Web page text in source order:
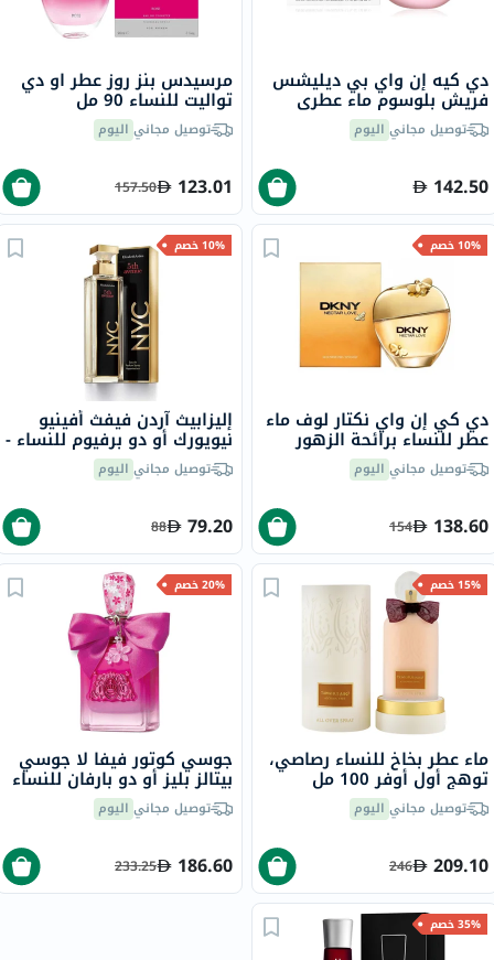
دي كيه إن واي بي ديليشس
فريش بلوسوم ماء عطري
للنساء - عطر زهري 100 مل
توصيل مجاني اليوم
142.50
مرسيدس بنز روز عطر او دي
تواليت للنساء 90 مل
توصيل مجاني اليوم
123.01
157.50
10% خصم
دي كي إن واي نكتار لوف ماء
عطر للنساء برائحة الزهور
100 ملتوصيل مجاني اليوم
138.60
154
10% خصم
إليزابيث آردن فيفث أفينيو
نيويورك أو دو برفيوم للنساء -
عطر زهري فاخر 125 مل
توصيل مجاني اليوم
79.20
88
15% خصم
ماء عطر بخاخ للنساء رصاصي،
توهج أول أوفر 100 مل
توصيل مجاني اليوم
209.10
246
20% خصم
جوسي كوتور فيفا لا جوسي
بيتالز بليز أو دو بارفان للنساء
100 ملتوصيل مجاني اليوم
186.60
233.25
35% خصم